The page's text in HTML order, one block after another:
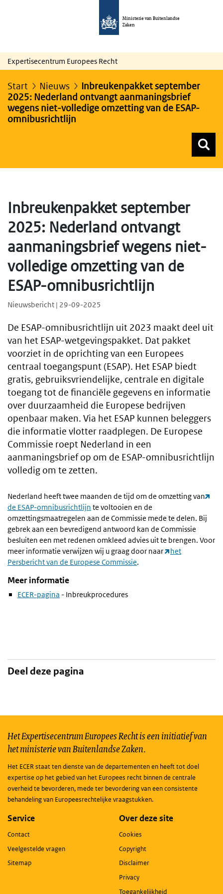
Ministerie van Buitenlandse
Zaken
Expertisecentrum Europees Recht
Start Nieuws
Inbreukenpakket september
2025: Nederland ontvangt aanmaningsbrief
wegens niet-volledige omzetting van de ESAP-
omnibusrichtlijn
Inbreukenpakket september
2025: Nederland ontvangt
aanmaningsbrief wegens niet-
volledige omzetting van de
ESAP-omnibusrichtlijn
Nieuwsbericht | 29-09-2025
De ESAP-omnibusrichtlijn uit 2023 maakt deel uit
van het ESAP-wetgevingspakket. Dat pakket
voorziet in de oprichting van een Europees
centraal toegangspunt (ESAP). Het ESAP biedt
gratis, gebruiksvriendelijke, centrale en digitale
toegang tot de financiële gegevens en informatie
over duurzaamheid die Europese bedrijven
openbaar maken. Via het ESAP kunnen beleggers
die informatie vlotter raadplegen. De Europese
Commissie roept Nederland in een
aanmaningsbrief op om de ESAP-omnibusrichtlijn
volledig om te zetten.
Nederland heeft twee maanden de tijd om de omzetting van
de ESAP-omnibusrichtlijn te voltooien en de
omzettingsmaatregelen aan de Commissie mede te delen. Bij
gebrek aan een bevredigend antwoord kan de Commissie
besluiten een met redenen omkleed advies uit te brengen. Voor
meer informatie verwijzen wij u graag door naar
het
Persbericht van de Europese Commissie.
Meer informatie
ECER-pagina - Inbreukprocedures
Deel deze pagina
Het Expertisecentrum Europees Recht is een initiatief van
het ministerie van Buitenlandse Zaken.
Het ECER staat ten dienste van de departementen en heeft tot doel
expertise op het gebied van het Europees recht binnen de centrale
overheid te bevorderen, mede ter bevordering van een consistente
behandeling van Europeesrechtelijke vraagstukken.
Service
Contact
Veelgestelde vragen
Sitemap
Over deze site
Cookies
Copyright
Disclaimer
Privacy
Toegankelijkheid